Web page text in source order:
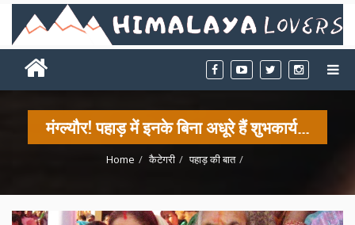
मंग्ल्यौर! पहाड़ में इनके बिना अधूरे हैं शुभकार्य...
Home कैटेगरी पहाड़ की बात